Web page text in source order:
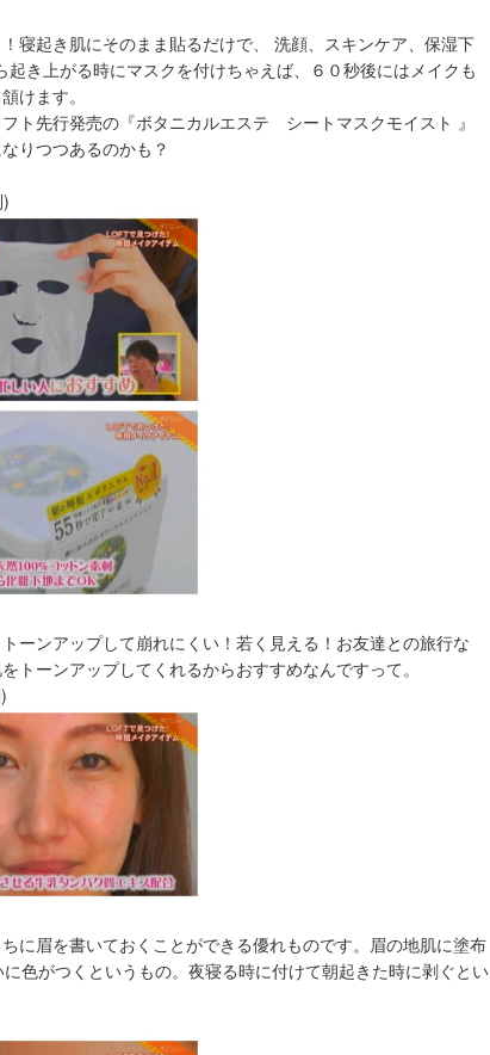
寝起き肌にそのまま貼るだけで、 洗顔、スキンケア、保湿下
き上がる時にマスクを付けちゃえば、６０秒後にはメイクも
けます。
ト先行発売の『ボタニカルエステ シートマスクモイスト 』
りつつあるのかも？
ーンアップして崩れにくい！若く見える！お友達との旅行な
トーンアップしてくれるからおすすめなんですって。
眉を書いておくことができる優れものです。眉の地肌に塗布
色がつくというもの。夜寝る時に付けて朝起きた時に剥ぐとい